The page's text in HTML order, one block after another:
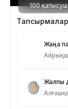
100
Жаңа
Жалпы